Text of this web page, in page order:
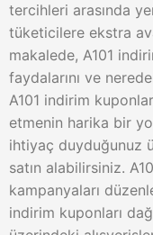
tercihleri arasında
tüketicilere ekstra
makalede, A101
faydalarını ve
A101 indirim
etmenin harika bir
ihtiyaç duyduğunuz
satın alabilirsiniz.
kampanyaları
indirim kuponları